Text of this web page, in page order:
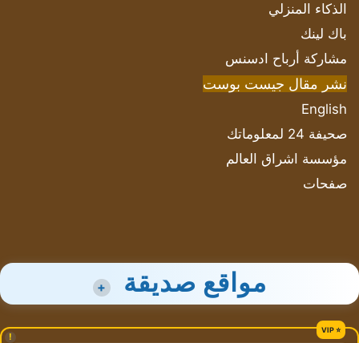
الذكاء المنزلي
باك لينك
مشاركة أرباح ادسنس
نشر مقال جيست بوست
English
صحيفة 24 لمعلوماتك
مؤسسة اشراق العالم
صفحات
مواقع صديقة +
!